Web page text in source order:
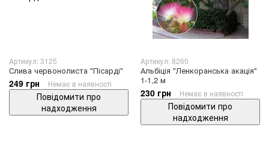
Артикул: 3125
Слива червонолиста "Пісарді"
249 грн Немає в наявності
Повідомити про
надходження
Артикул: 8260
Альбіція "Ленкоранська акація"
1-1,2 м
230 грн Немає в наявності
Повідомити про
надходження